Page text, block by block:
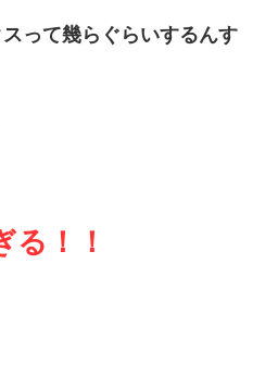
って幾らぐらいするんす
る！！